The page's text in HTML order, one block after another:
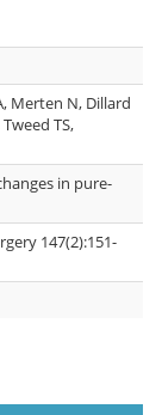
Merten N, Dillard
TS,
in pure-
147(2):151-